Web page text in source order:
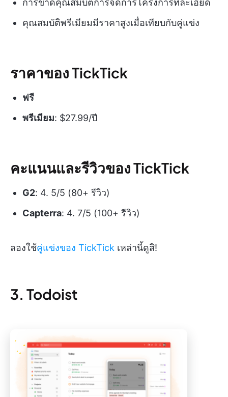
การขาดคุณสมบัติการจัดการโครงการที่ละเอียด
คุณสมบัติพรีเมียมมีราคาสูงเมื่อเทียบกับคู่แข่ง
ราคาของ TickTick
ฟรี
พรีเมียม: $27.99/ปี
คะแนนและรีวิวของ TickTick
G2: 4. 5/5 (80+ รีวิว)
Capterra: 4. 7/5 (100+ รีวิว)
ลองใช้คู่แข่งของ TickTick เหล่านี้ดูสิ!
3. Todoist